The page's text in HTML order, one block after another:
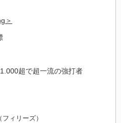
＞
超で超一流の強打者
リーズ）